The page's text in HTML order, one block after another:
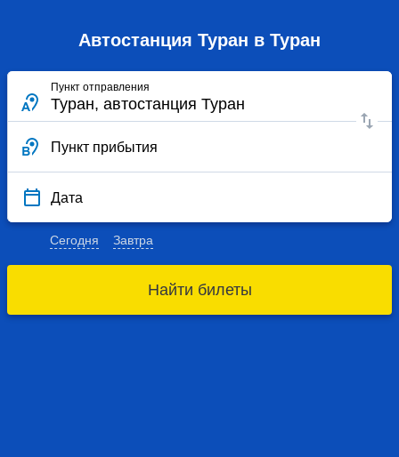
Автостанция Туран в Туран
Пункт отправления
Пункт прибытия
Дата
Сегодня Завтра
Найти билеты